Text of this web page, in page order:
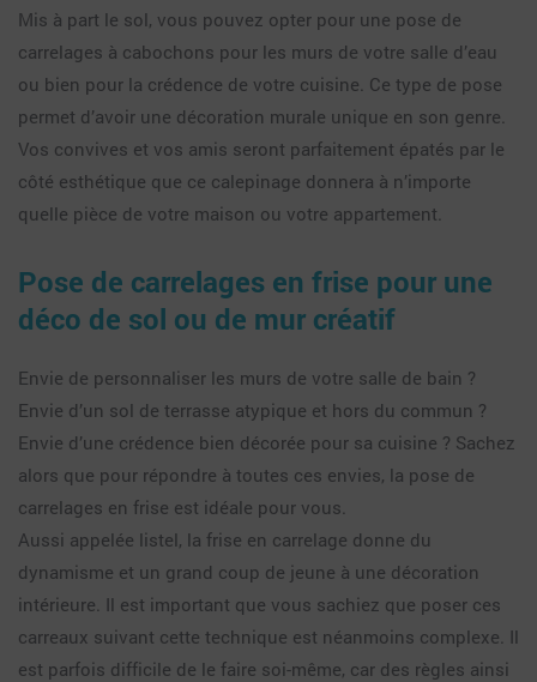
Mis à part le sol, vous pouvez opter pour une pose de
carrelages à cabochons pour les murs de votre salle d’eau
ou bien pour la crédence de votre cuisine. Ce type de pose
permet d’avoir une décoration murale unique en son genre.
Vos convives et vos amis seront parfaitement épatés par le
côté esthétique que ce calepinage donnera à n’importe
quelle pièce de votre maison ou votre appartement.
Pose de carrelages en frise pour une
déco de sol ou de mur créatif
Envie de personnaliser les murs de votre salle de bain ?
Envie d’un sol de terrasse atypique et hors du commun ?
Envie d’une crédence bien décorée pour sa cuisine ? Sachez
alors que pour répondre à toutes ces envies, la pose de
carrelages en frise est idéale pour vous.
Aussi appelée listel, la frise en carrelage donne du
dynamisme et un grand coup de jeune à une décoration
intérieure. Il est important que vous sachiez que poser ces
carreaux suivant cette technique est néanmoins complexe. Il
est parfois difficile de le faire soi-même, car des règles ainsi